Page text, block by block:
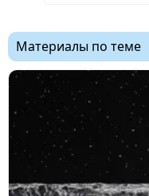
Материалы по теме